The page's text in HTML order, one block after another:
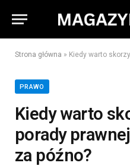
Strona główna » Kiedy warto
PRAWO
Kiedy warto
porady
za późno?